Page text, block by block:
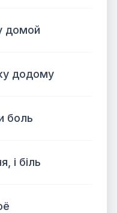
домой
додому
боль
і біль